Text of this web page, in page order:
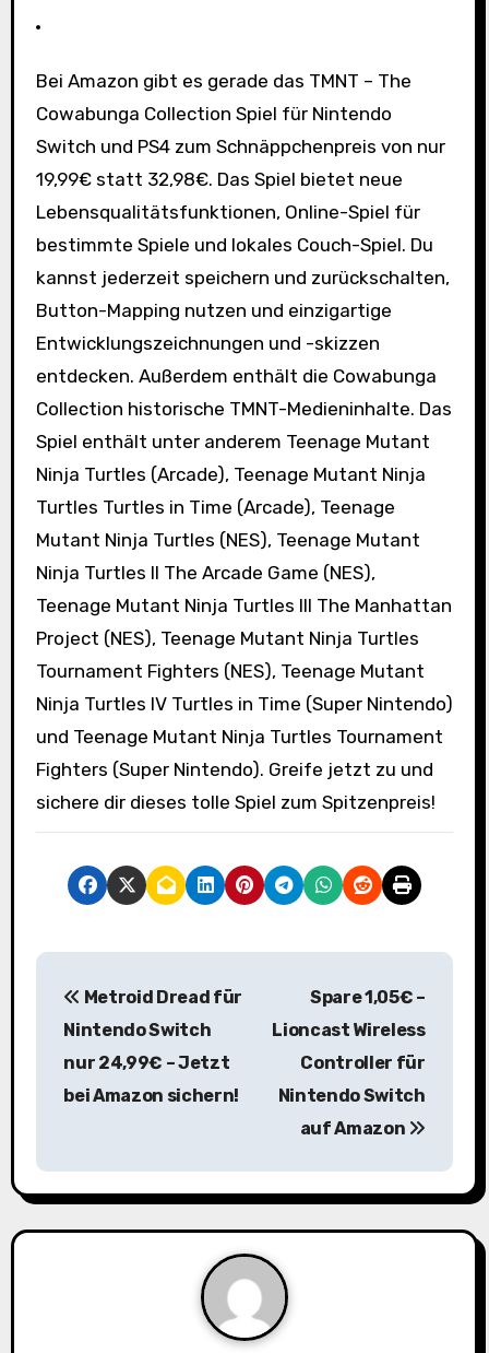
Bei Amazon gibt es gerade das TMNT – The
Cowabunga Collection Spiel für Nintendo
Switch und PS4 zum Schnäppchenpreis von nur
19,99€ statt 32,98€. Das Spiel bietet neue
Lebensqualitätsfunktionen, Online-Spiel für
bestimmte Spiele und lokales Couch-Spiel. Du
kannst jederzeit speichern und zurückschalten,
Button-Mapping nutzen und einzigartige
Entwicklungszeichnungen und -skizzen
entdecken. Außerdem enthält die Cowabunga
Collection historische TMNT-Medieninhalte. Das
Spiel enthält unter anderem Teenage Mutant
Ninja Turtles (Arcade), Teenage Mutant Ninja
Turtles Turtles in Time (Arcade), Teenage
Mutant Ninja Turtles (NES), Teenage Mutant
Ninja Turtles II The Arcade Game (NES),
Teenage Mutant Ninja Turtles III The Manhattan
Project (NES), Teenage Mutant Ninja Turtles
Tournament Fighters (NES), Teenage Mutant
Ninja Turtles IV Turtles in Time (Super Nintendo)
und Teenage Mutant Ninja Turtles Tournament
Fighters (Super Nintendo). Greife jetzt zu und
sichere dir dieses tolle Spiel zum Spitzenpreis!
B
a
g
Metroid Dread für
Nintendo Switch
nur 24,99€ – Jetzt
bei Amazon sichern!
Spare 1,05€ –
Lioncast Wireless
Controller für
Nintendo Switch
auf Amazon